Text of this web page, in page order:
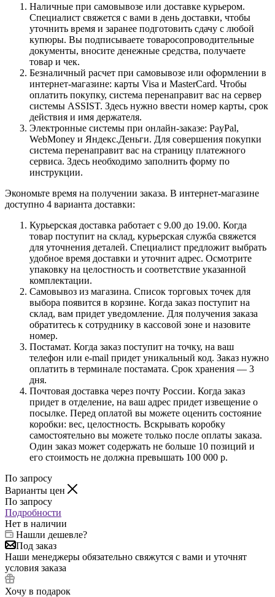
Наличные при самовывозе или доставке курьером.
Специалист свяжется с вами в день доставки, чтобы
уточнить время и заранее подготовить сдачу с любой
купюры. Вы подписываете товаросопроводительные
документы, вносите денежные средства, получаете
товар и чек.
Безналичный расчет при самовывозе или оформлении в
интернет-магазине: карты Visa и MasterCard. Чтобы
оплатить покупку, система перенаправит вас на сервер
системы ASSIST. Здесь нужно ввести номер карты, срок
действия и имя держателя.
Электронные системы при онлайн-заказе: PayPal,
WebMoney и Яндекс.Деньги. Для совершения покупки
система перенаправит вас на страницу платежного
сервиса. Здесь необходимо заполнить форму по
инструкции.
Экономьте время на получении заказа. В интернет-магазине
доступно 4 варианта доставки:
Курьерская доставка работает с 9.00 до 19.00. Когда
товар поступит на склад, курьерская служба свяжется
для уточнения деталей. Специалист предложит выбрать
удобное время доставки и уточнит адрес. Осмотрите
упаковку на целостность и соответствие указанной
комплектации.
Самовывоз из магазина. Список торговых точек для
выбора появится в корзине. Когда заказ поступит на
склад, вам придет уведомление. Для получения заказа
обратитесь к сотруднику в кассовой зоне и назовите
номер.
Постамат. Когда заказ поступит на точку, на ваш
телефон или e-mail придет уникальный код. Заказ нужно
оплатить в терминале постамата. Срок хранения — 3
дня.
Почтовая доставка через почту России. Когда заказ
придет в отделение, на ваш адрес придет извещение о
посылке. Перед оплатой вы можете оценить состояние
коробки: вес, целостность. Вскрывать коробку
самостоятельно вы можете только после оплаты заказа.
Один заказ может содержать не больше 10 позиций и
его стоимость не должна превышать 100 000 р.
По запросу
Варианты цен
По запросу
Подробности
Нет в наличии
Нашли дешевле?
Под заказ
Наши менеджеры обязательно свяжутся с вами и уточнят
условия заказа
Хочу в подарок